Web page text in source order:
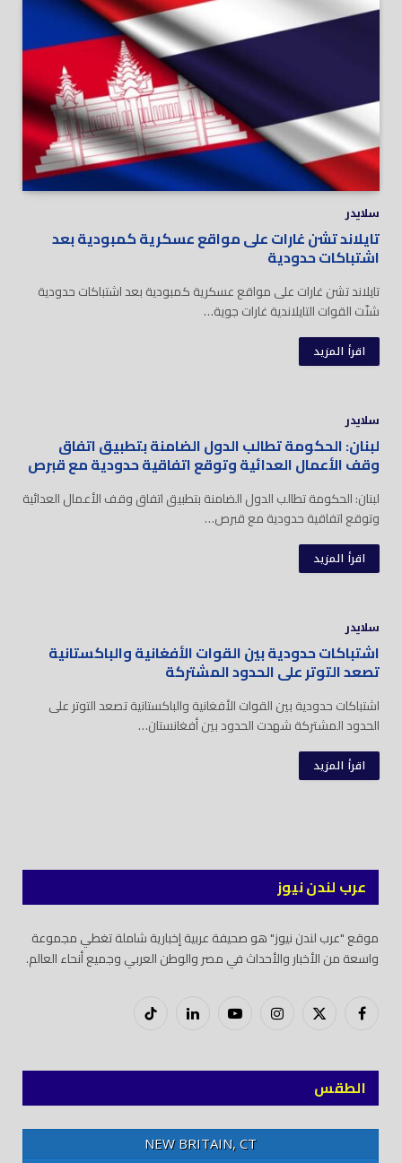
سلايدر
تايلاند تشن غارات على مواقع عسكرية كمبودية بعد
اشتباكات حدودية
تايلاند تشن غارات على مواقع عسكرية كمبودية بعد اشتباكات حدودية
شنّت القوات التايلاندية غارات جوية…
اقرأ المزيد
سلايدر
لبنان: الحكومة تطالب الدول الضامنة بتطبيق اتفاق
وقف الأعمال العدائية وتوقع اتفاقية حدودية مع قبرص
لبنان: الحكومة تطالب الدول الضامنة بتطبيق اتفاق وقف الأعمال العدائية
وتوقع اتفاقية حدودية مع قبرص…
اقرأ المزيد
سلايدر
اشتباكات حدودية بين القوات الأفغانية والباكستانية
تصعد التوتر على الحدود المشتركة
اشتباكات حدودية بين القوات الأفغانية والباكستانية تصعد التوتر على
الحدود المشتركة شهدت الحدود بين أفغانستان…
اقرأ المزيد
عرب لندن نيوز
موقع "عرب لندن نيوز" هو صحيفة عربية إخبارية شاملة تغطي مجموعة
واسعة من الأخبار والأحداث في مصر والوطن العربي وجميع أنحاء العالم.
فيسبوكX
إنستغراميوتيوب لينكدود
تيك
الطقس
NEW BRITAIN, CT